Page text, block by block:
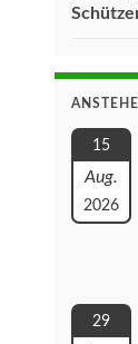
15
Aug.
2026
29